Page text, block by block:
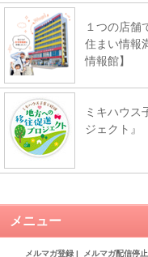
１つの店舗
住まい情報
情報館】
ミキハウス
ジェクト』
メニュー
メルマガ登録 | メルマガ配信停止